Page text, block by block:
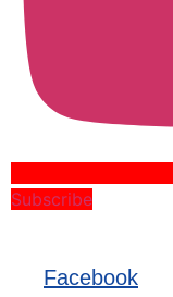
Subscribe
Facebook